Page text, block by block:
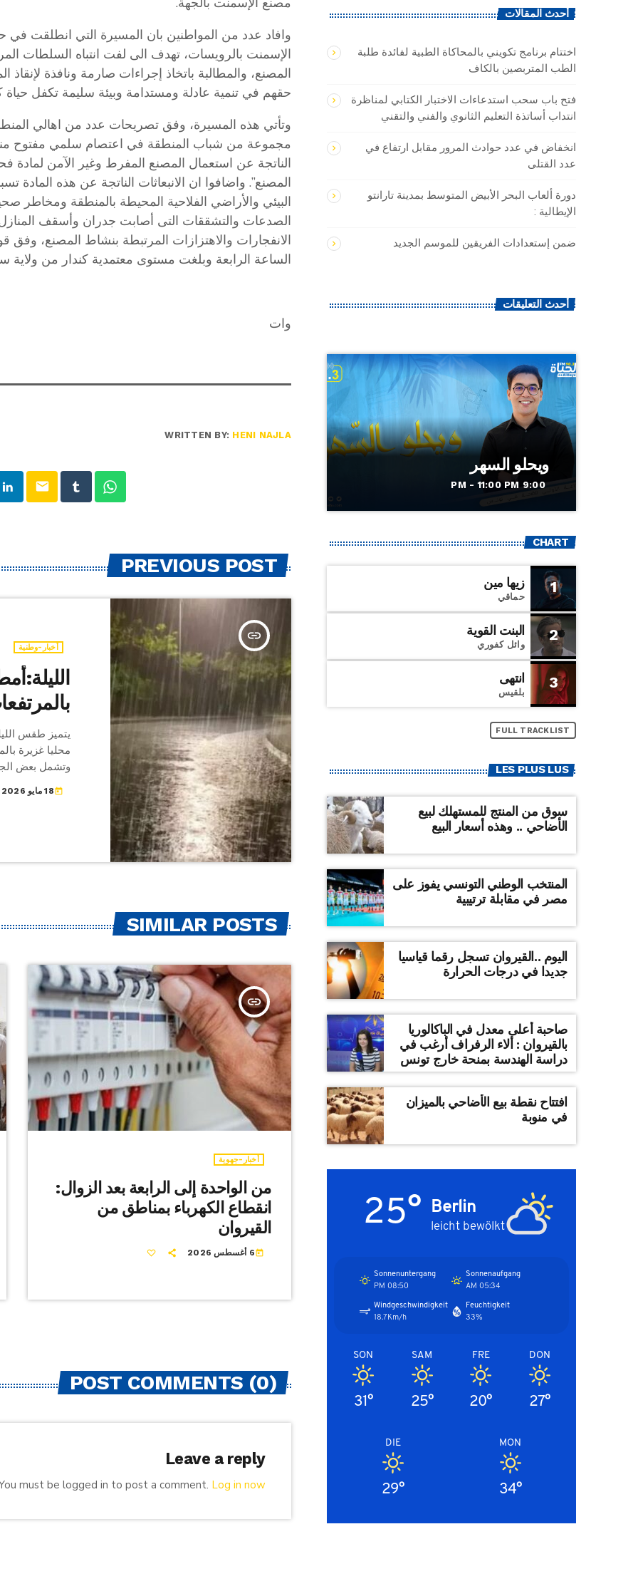
وافاد عدد من المواطنين بان المسيرة التي انطلقت
الإسمنت بالرويسات، تهدف الى لفت انتباه السلطات
المصنع، والمطالبة باتخاذ إجراءات صارمة ونافذة
حقهم في تنمية عادلة ومستدامة وبيئة سليمة تكفل حياة
وتأتي هذه المسيرة، وفق تصريحات عدد من اهالي
الناتجة عن استعمال المصنع المفرط وغير الآمن لمادة
المصنع”. واضافوا ان الانبعاثات الناتجة عن هذه
البيئي والأراضي الفلاحية المحيطة بالمنطقة ومخاطر
الصدعات والتشققات التى أصابت جدران وأسقف المنازل
الانفجارات والاهتزازات المرتبطة بنشاط المصنع،
الساعة الرابعة وبلغت مستوى معتمدية كندار من ولاية
وات
WRITTEN BY: HENI NAJLA
email
PREVIOUS POST
insert_link
أخبار-وطنية
يتميز طقس
محليا غزيرة
وتشمل بعض
والوسط ومن
today18 مايو 2026
SIMILAR POSTS
insert_link
أخبار-جهوية
من الواحدة إلى الرابعة بعد الزوال:
انقطاع الكهرباء بمناطق من
القيروان
today 6 أغسطس 2026
POST COMMENTS (0)
Leave a reply
must be logged in to post a comment. Log in now
أحدث المقالات
اختتام برنامج تكويني بالمحاكاة الطبية لفائدة طلبة
الطب المتربصين بالكاف
فتح باب سحب استدعاءات الاختبار الكتابي لمناظرة
انتداب أساتذة التعليم الثانوي والفني والتقني
انخفاض في عدد حوادث المرور مقابل ارتفاع في
عدد القتلى
دورة ألعاب البحر الأبيض المتوسط بمدينة تارانتو
الإيطالية :
ضمن إستعدادات الفريقين للموسم الجديد
أحدث التعليقات
ويحلو السهر
9:00 PM - 11:00 PM
CHART
1 زيها مين
حماقي
2 البنت القوية
وائل كفوري
3 انتهى
بلقيس
FULL TRACKLIST
LES PLUS LUS
سوق من المنتج للمستهلك لبيع
الأضاحي .. وهذه أسعار البيع
المنتخب الوطني التونسي يفوز على
مصر في مقابلة ترتيبية
اليوم ..القيروان تسجل رقما قياسيا
جديدا في درجات الحرارة
صاحبة أعلى معدل في الباكالوريا
بالقيروان : ألاء الرفراف أرغب في
دراسة الهندسة بمنحة خارج تونس
افتتاح نقطة بيع الأضاحي بالميزان
في منوبة
Berlin
leicht bewölkt
25°
Sonnenaufgang
05:34 AM
Sonnenuntergang
08:50 PM
Feuchtigkeit
33%
Windgeschwindigkeit
18.7Km/h
DON
27°
FRE
20°
SAM
25°
SON
31°
MON
34°
DIE
29°